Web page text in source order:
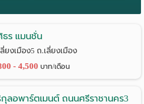
ธร แมนชั่น
ยงเมือง5 ถ.เลี่ยงเมือง
- 4,500 บาท/เดือน
ลอพาร์ตเมนต์ ถนนศรีราชานคร3